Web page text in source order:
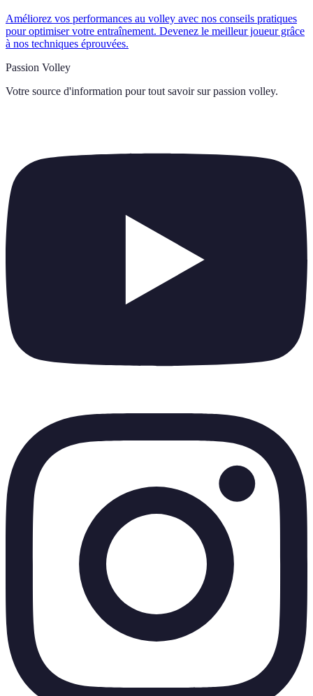
Améliorez vos performances au volley avec nos conseils pratiques
pour optimiser votre entraînement. Devenez le meilleur joueur grâce
à nos techniques éprouvées.
Passion Volley
Votre source d'information pour tout savoir sur passion volley.